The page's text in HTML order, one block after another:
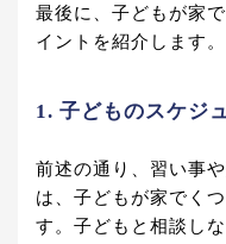
最後に、子どもが家
イントを紹介します。
1. 子どものスケジ
前述の通り、習い事
は、子どもが家でく
す。子どもと相談し